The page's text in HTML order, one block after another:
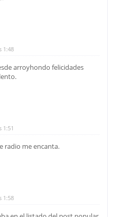
1:48
arroyhondo felicidades
1:51
radio me encanta.
1:58